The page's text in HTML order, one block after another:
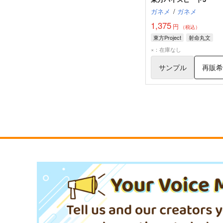
ガネメ / ガネメ
1,375 円 （税込）
東方Project
射命丸文
×：在庫なし
サンプル 再販